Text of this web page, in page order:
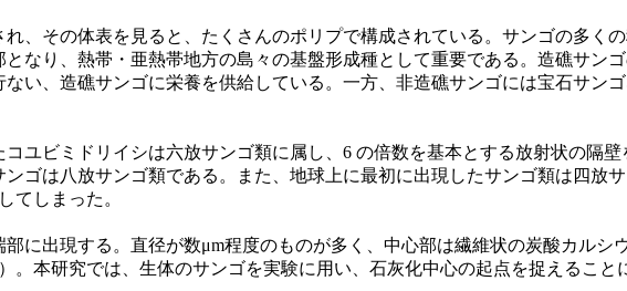
、その体表を⾒ると、たくさんのポリプで構成されている。サンゴの多く
なり、熱帯・亜熱帯地⽅の島々の基盤形成種として重要である。造礁サン
い、造礁サンゴに栄養を供給している。⼀⽅、⾮造礁サンゴには宝⽯サン
ユビミドリイシは六放サンゴ類に属し、6 の倍数を基本とする放射状の隔
ゴは⼋放サンゴ類である。また、地球上に最初に出現したサンゴ類は四放
てしまった。
に出現する。直径が数μm程度のものが多く、中心部は繊維状の炭酸カルシ
本研究では、生体のサンゴを実験に用い、石灰化中心の起点を捉えること